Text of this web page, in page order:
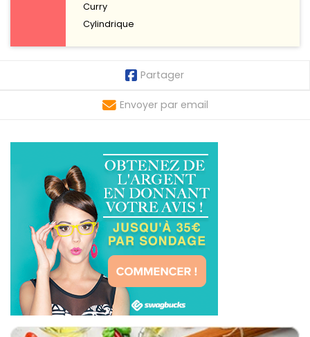
Curry
Cylindrique
Partager
Envoyer par email